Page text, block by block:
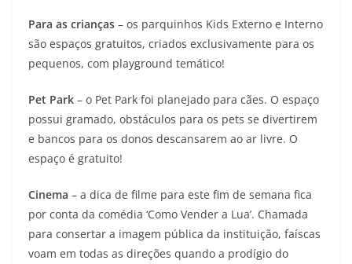
Para as crianças – os parquinhos Kids Externo e Interno
são espaços gratuitos, criados exclusivamente para os
pequenos, com playground temático!
Pet Park – o Pet Park foi planejado para cães. O espaço
possui gramado, obstáculos para os pets se divertirem
e bancos para os donos descansarem ao ar livre. O
espaço é gratuito!
Cinema – a dica de filme para este fim de semana fica
por conta da comédia ‘Como Vender a Lua’. Chamada
para consertar a imagem pública da instituição, faíscas
voam em todas as direções quando a prodígio do